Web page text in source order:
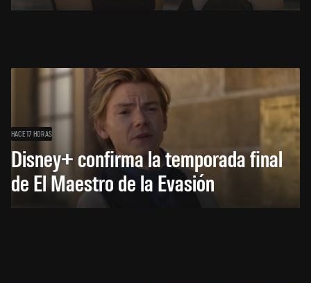
HACE 17 HORAS
Disney+ confirma la temporada final
de El Maestro de la Evasión